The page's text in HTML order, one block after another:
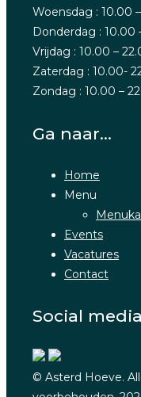
Woensdag : 10.00
Donderdag : 10.00
Vrijdag : 10.00 –
Zaterdag : 10.00-
Zondag : 10.00 –
Ga naar…
Home
Menu
Events
Vacatures
Contact
Social media
© Asterd Hoeve.